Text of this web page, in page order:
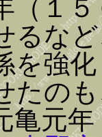
（１
るな
を強
たの
亀元